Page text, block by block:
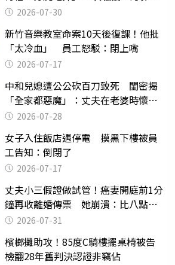
關 2026-07-30
新竹音樂教室命案10天後復課！他批
「太冷血」 員工怒駁：閉上嘴
2026-07-17
中和兒媳遭公公砍百刀致死 閨密揭
「全家都惡魔」：丈夫在老婆時懷孕
摔東西
2026-07-28
女子入住飯店遇停電 摸黑下樓被員
工告知：倒閉了
2026-07-17
丈夫小三假證做試管！癌妻開庭前1分
鐘再收離婚傳票 她崩潰：比八點檔
還扯2026-07-31
檳榔攤助攻！85度C騎樓擺桌椅被告
檢翻28年舊判決認證非竊佔